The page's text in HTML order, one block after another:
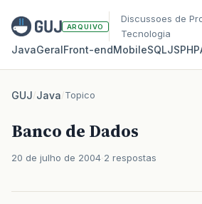
ARQUIVO
Discussoes de
Tecnologia
JavaGeralFront‑endMobileSQLJSPHP
GUJ/Java/Topico
Banco de Dados
20 de julho de 2004 2 respostas